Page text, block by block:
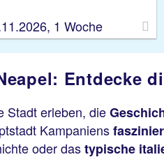
1 Woche
Entdecke
Stadt erleben, die
Kampaniens
oder dastypische